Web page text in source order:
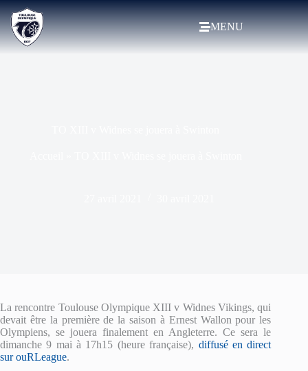
MENU
La rencontre Toulouse Olympique XIII v Widnes Vikings, qui
devait être la première de la saison à Ernest Wallon pour les
Olympiens, se jouera finalement en Angleterre. Ce sera le
dimanche 9 mai à 17h15 (heure française), diffusé en direct
sur ouRLeague.